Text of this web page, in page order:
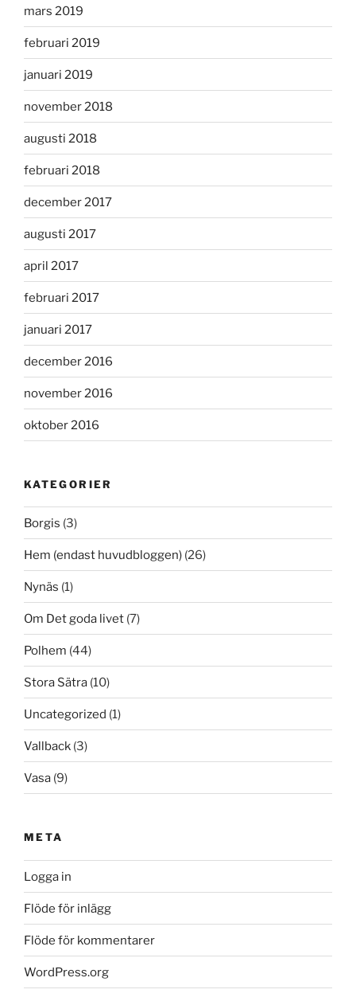
mars 2019
februari 2019
januari 2019
november 2018
augusti 2018
februari 2018
december 2017
augusti 2017
april 2017
februari 2017
januari 2017
december 2016
november 2016
oktober 2016
KATEGORIER
Borgis (3)
Hem (endast huvudbloggen) (26)
Nynäs (1)
Om Det goda livet (7)
Polhem (44)
Stora Sätra (10)
Uncategorized (1)
Vallback (3)
Vasa (9)
META
Logga in
Flöde för inlägg
Flöde för kommentarer
WordPress.org